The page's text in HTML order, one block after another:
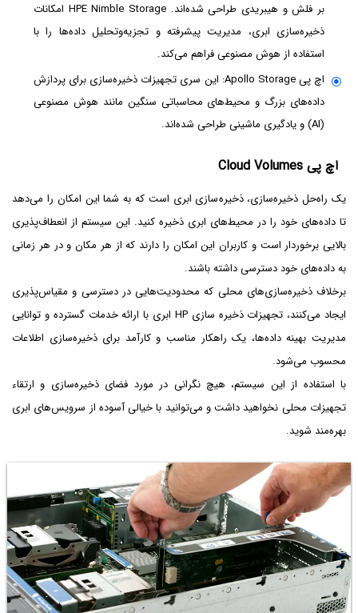
بر فلش و هیبریدی طراحی شده‌اند. HPE Nimble Storage امکانات
ذخیره‌سازی ابری، مدیریت پیشرفته و تجزیه‌وتحلیل داده‌ها را با
استفاده از هوش مصنوعی فراهم می‌کند.
اچ پی Apollo Storage: این سری تجهیزات ذخیره‌سازی برای پردازش
داده‌های بزرگ و محیط‌های محاسباتی سنگین مانند هوش مصنوعی
(AI) و یادگیری ماشینی طراحی شده‌اند.
اچ پی Cloud Volumes
یک راه‌حل ذخیره‌سازی، ذخیره‌سازی ابری است که به شما این امکان را می‌دهد
تا داده‌های خود را در محیط‌های ابری ذخیره کنید. این سیستم از انعطاف‌پذیری
بالایی برخوردار است و کاربران این امکان را دارند که از هر مکان و در هر زمانی
به داده‌های خود دسترسی داشته باشند.
برخلاف ذخیره‌سازی‌های محلی که محدودیت‌هایی در دسترسی و مقیاس‌پذیری
ایجاد می‌کنند، تجهیزات ذخیره ‌سازی HP ابری با ارائه خدمات گسترده و توانایی
مدیریت بهینه داده‌ها، یک راهکار مناسب و کارآمد برای ذخیره‌سازی اطلاعات
محسوب می‌شود.
با استفاده از این سیستم، هیچ نگرانی در مورد فضای ذخیره‌سازی و ارتقاء
تجهیزات محلی نخواهید داشت و می‌توانید با خیالی آسوده از سرویس‌های ابری
بهره‌مند شوید.